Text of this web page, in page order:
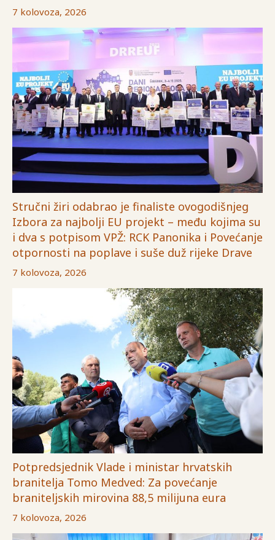
7 kolovoza, 2026
Stručni žiri odabrao je finaliste ovogodišnjeg
Izbora za najbolji EU projekt – među kojima su
i dva s potpisom VPŽ: RCK Panonika i Povećanje
otpornosti na poplave i suše duž rijeke Drave
7 kolovoza, 2026
Potpredsjednik Vlade i ministar hrvatskih
branitelja Tomo Medved: Za povećanje
braniteljskih mirovina 88,5 milijuna eura
7 kolovoza, 2026